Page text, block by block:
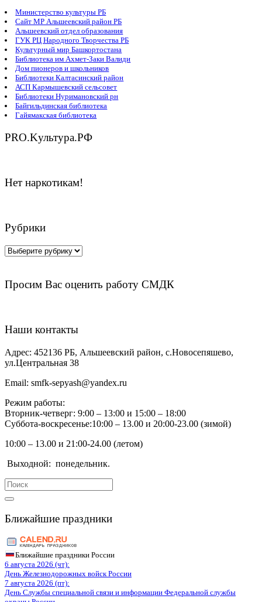
Министерство культуры РБ
Сайт МР Альшеевский район РБ
Альшеевский отдел образования
ГУК РЦ Народного Творчества РБ
Культурный мир Башкортостана
Библиотека им Ахмет-Заки Валиди
Дом пионеров и школьников
Библиотеки Калтасинский район
АСП Кармышевский сельсовет
Библиотеки Нуримановский рн
Байгильдинская библиотека
Гайямакская библиотека
PRO.Kультура.РФ
Нет наркотикам!
Рубрики
Рубрики
Просим Вас оценить работу СМДК
Наши контакты
Адрес: 452136 РБ, Альшеевский район, с.Новосепяшево,
ул.Центральная 38
Email: smfk-sepyash@yandex.ru
Режим работы:
Вторник-четверг: 9:00 – 13:00 и 15:00 – 18:00
Суббота-воскресенье:10:00 – 13.00 и 20:00-23.00 (зимой)
10:00 – 13.00 и 21:00-24.00 (летом)
Выходной: понедельник.
Search
for:
Ближайшие праздники
Ближайшие праздники России
6 августа 2026 (чт):
День Железнодорожных войск России
7 августа 2026 (пт):
День Службы специальной связи и информации Федеральной службы